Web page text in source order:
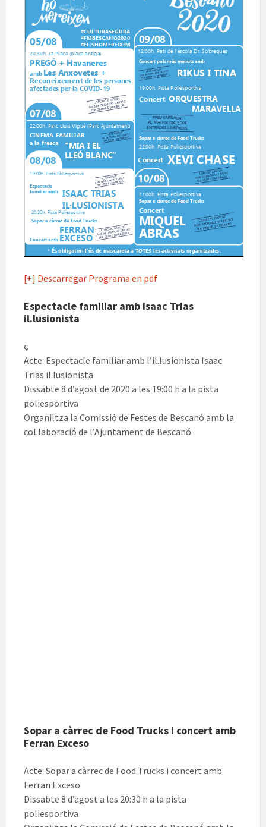
[+] Descarregar Programa en pdf
Espectacle familiar amb Isaac Trias
il.lusionista
ç
Acte: Espectacle familiar amb l’il.lusionista Isaac
Trias il.lusionista
Dissabte 8 d’agost de 2020 a les 19:00 h a la pista
poliesportiva
Organiltza la Comissió de Festes de Bescanó amb la
col.laboració de l’Ajuntament de Bescanó
Sopar a càrrec de Food Trucks i concert amb
Ferran Exceso
Acte: Sopar a càrrec de Food Trucks i concert amb
Ferran Exceso
Dissabte 8 d’agost a les 20:30 h a la pista
poliesportiva